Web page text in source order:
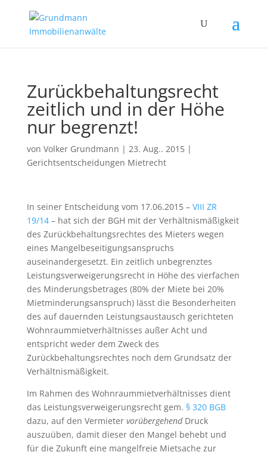
Zurückbehaltungsrecht
zeitlich und in der Höhe
nur begrenzt!
von Volker Grundmann | 23. Aug.. 2015|
Gerichtsentscheidungen Mietrecht
In seiner Entscheidung vom 17.06.2015 – VIII ZR
19/14– hat sich der BGH mit der Verhältnismäßigkeit
des Zurückbehaltungsrechtes des Mieters wegen
eines Mangelbeseitigungsanspruchs
auseinandergesetzt. Ein zeitlich unbegrenztes
Leistungsverweigerungsrecht in Höhe des vierfachen
des Minderungsbetrages (80% der Miete bei 20%
Mietminderungsanspruch) lässt die Besonderheiten
des auf dauernden Leistungsaustausch gerichteten
Wohnraummietverhältnisses außer Acht und
entspricht weder dem Zweck des
Zurückbehaltungsrechtes noch dem Grundsatz der
Verhältnismäßigkeit.
Im Rahmen des Wohnraummietverhältnisses dient
das Leistungsverweigerungsrecht gem. § 320 BGB
dazu, auf den Vermieter vorübergehendDruck
auszuüben, damit dieser den Mangel behebt und
für die Zukunft eine mangelfreie Mietsache zur